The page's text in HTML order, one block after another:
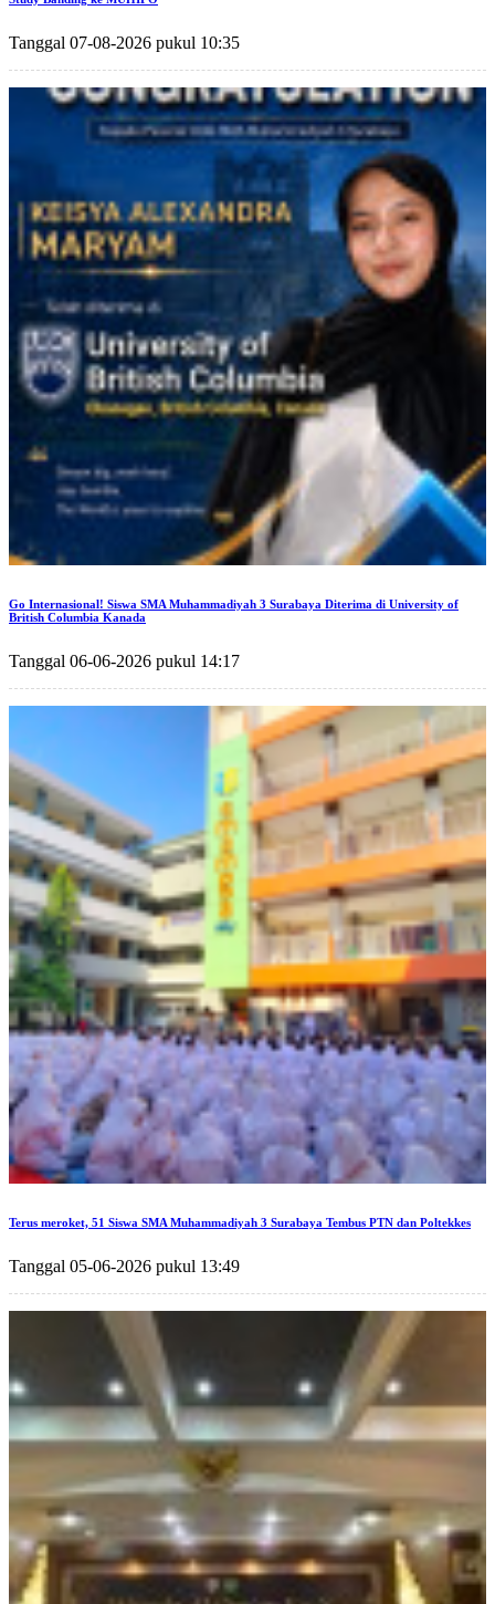
Tanggal 07-08-2026 pukul 10:35
Go Internasional! Siswa SMA Muhammadiyah 3 Surabaya Diterima di University of
British Columbia Kanada
Tanggal 06-06-2026 pukul 14:17
Terus meroket, 51 Siswa SMA Muhammadiyah 3 Surabaya Tembus PTN dan Poltekkes
Tanggal 05-06-2026 pukul 13:49